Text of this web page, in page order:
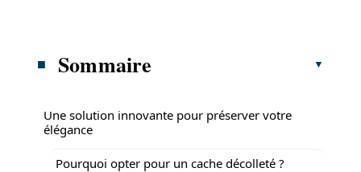
Sommaire
Une solution innovante pour préserver votre
élégance
Pourquoi opter pour un cache décolleté ?